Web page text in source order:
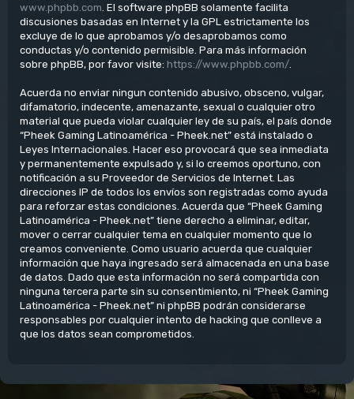
www.phpbb.com . El software phpBB solamente facilita
discusiones basadas en Internet y la GPL estrictamente los
excluye de lo que aprobamos y/o desaprobamos como
conductas y/o contenido permisible. Para más información
sobre phpBB, por favor visite: https://www.phpbb.com/
Acuerda no enviar ningun contenido abusivo, obsceno, vulgar,
difamatorio, indecente, amenazante, sexual o cualquier otro
material que pueda violar cualquier ley de su país, el país donde
“Pheek Gaming Latinoamérica - Pheek.net” está instalado o
Leyes Internacionales. Hacer eso provocará que sea inmediata
y permanentemente expulsado y, si lo creemos oportuno, con
notificación a su Proveedor de Servicios de Internet. Las
direcciones IP de todos los envíos son registradas como ayuda
para reforzar estas condiciones. Acuerda que “Pheek Gaming
Latinoamérica - Pheek.net” tiene derecho a eliminar, editar,
mover o cerrar cualquier tema en cualquier momento que lo
creamos conveniente. Como usuario acuerda que cualquier
información que haya ingresado será almacenada en una base
de datos. Dado que esta información no será compartida con
ninguna tercera parte sin su consentimiento, ni “Pheek Gaming
Latinoamérica - Pheek.net” ni phpBB podrán considerarse
responsables por cualquier intento de hacking que conlleve a
que los datos sean comprometidos.